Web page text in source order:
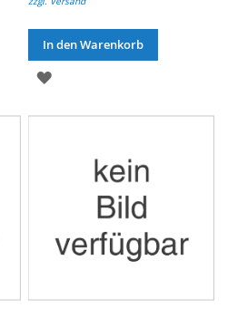
In den Warenkorb
ZUR